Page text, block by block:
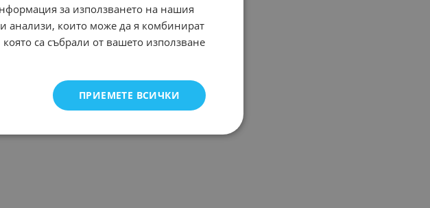
за използването на нашия
анализи, които може да я комбинират
са събрали от вашето използване
ПРИЕМЕТЕ ВСИЧКИ